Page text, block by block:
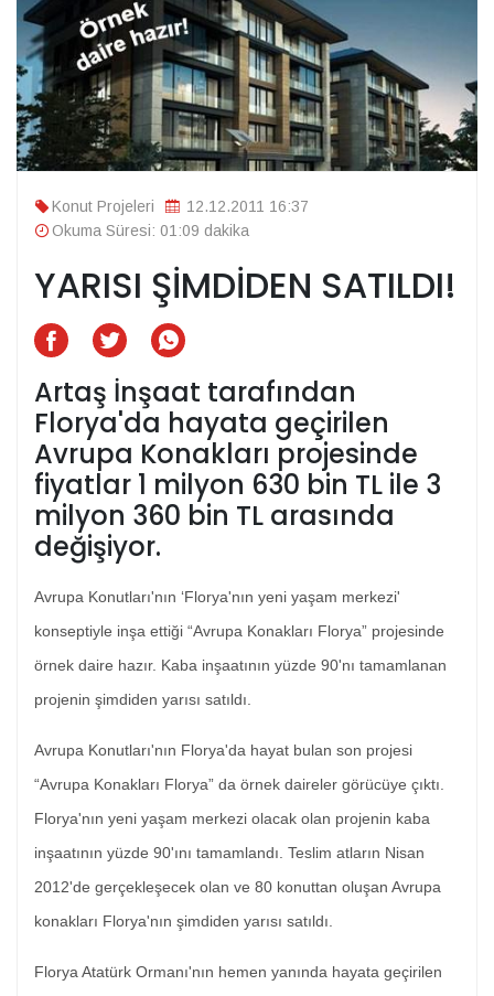
Konut Projeleri
12.12.2011 16:37
Okuma Süresi: 01:09 dakika
YARISI ŞİMDİDEN SATILDI!
Artaş İnşaat tarafından
Florya'da hayata geçirilen
Avrupa Konakları projesinde
fiyatlar 1 milyon 630 bin TL ile 3
milyon 360 bin TL arasında
değişiyor.
Avrupa Konutları'nın ‘Florya'nın yeni yaşam merkezi'
konseptiyle inşa ettiği “Avrupa Konakları Florya” projesinde
örnek daire hazır. Kaba inşaatının yüzde 90'nı tamamlanan
projenin şimdiden yarısı satıldı.
Avrupa Konutları'nın Florya'da hayat bulan son projesi
“Avrupa Konakları Florya” da örnek daireler görücüye çıktı.
Florya'nın yeni yaşam merkezi olacak olan projenin kaba
inşaatının yüzde 90'ını tamamlandı. Teslim atların Nisan
2012'de gerçekleşecek olan ve 80 konuttan oluşan Avrupa
konakları Florya'nın şimdiden yarısı satıldı.
Florya Atatürk Ormanı'nın hemen yanında hayata geçirilen